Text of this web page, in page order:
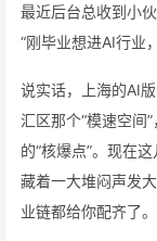
最近后台总收到小
“刚毕业想进AI行业
说实话，上海的AI
汇区那个“模速空间
的“核爆点”。现在
藏着一大堆闷声发
业链都给你配齐了。